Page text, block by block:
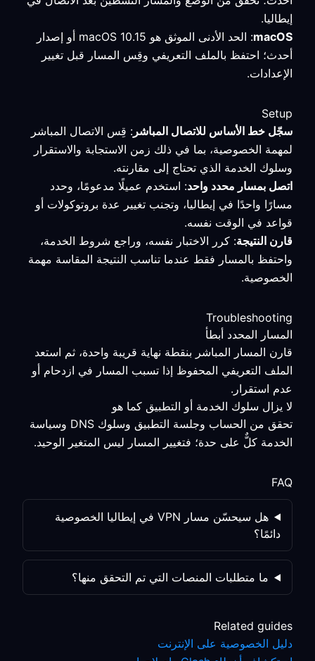
إيطاليا.
macOS
: الحد الأدنى الموثق هو macOS 10.15 أو إصدار
أحدث؛ احتفظ بالملف التعريفي وقِس المسار قبل تغيير
الإعدادات.
Setup
سجّل خط الأساس للاتصال المباشر : قِس الاتصال المباشر
لمهمة الخصوصية، بما في ذلك زمن الاستجابة والاستقرار
وسلوك الخدمة الذي تحتاج إلى مقارنته.
اتصل بمسار محدد واحد: استخدم عميلًا مدعومًا، وحدد
مسارًا واحدًا في إيطاليا، وتجنب تغيير عدة بروتوكولات أو
قواعد في الوقت نفسه.
قارن النتيجة: كرر الاختبار نفسه، وراجع شروط الخدمة،
واحتفظ بالمسار فقط عندما تناسب النتيجة المقاسة مهمة
الخصوصية.
Troubleshooting
المسار المحدد أبطأ
قارن المسار المباشر بنقطة نهاية قريبة واحدة، ثم استعد
الملف التعريفي المحفوظ إذا تسبب المسار في ازدحام أو
عدم استقرار.
لا يزال سلوك الخدمة أو التطبيق كما هو
تحقق من الحساب وجلسة التطبيق وسلوك DNS وسياسة
الخدمة كلٌّ على حدة؛ فتغيير المسار ليس المتغير الوحيد.
FAQ
هل سيحسّن مسار VPN في إيطاليا الخصوصية
دائمًا؟
ما متطلبات المنصات التي تم التحقق منها؟
Related guides
دليل الخصوصية على الإنترنت